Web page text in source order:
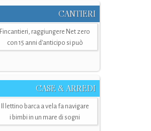
CANTIERI
Fincantieri, raggiungere Net zero
con 15 anni d'anticipo si può
CASE & ARREDI
Il lettino barca a vela fa navigare
i bimbi in un mare di sogni